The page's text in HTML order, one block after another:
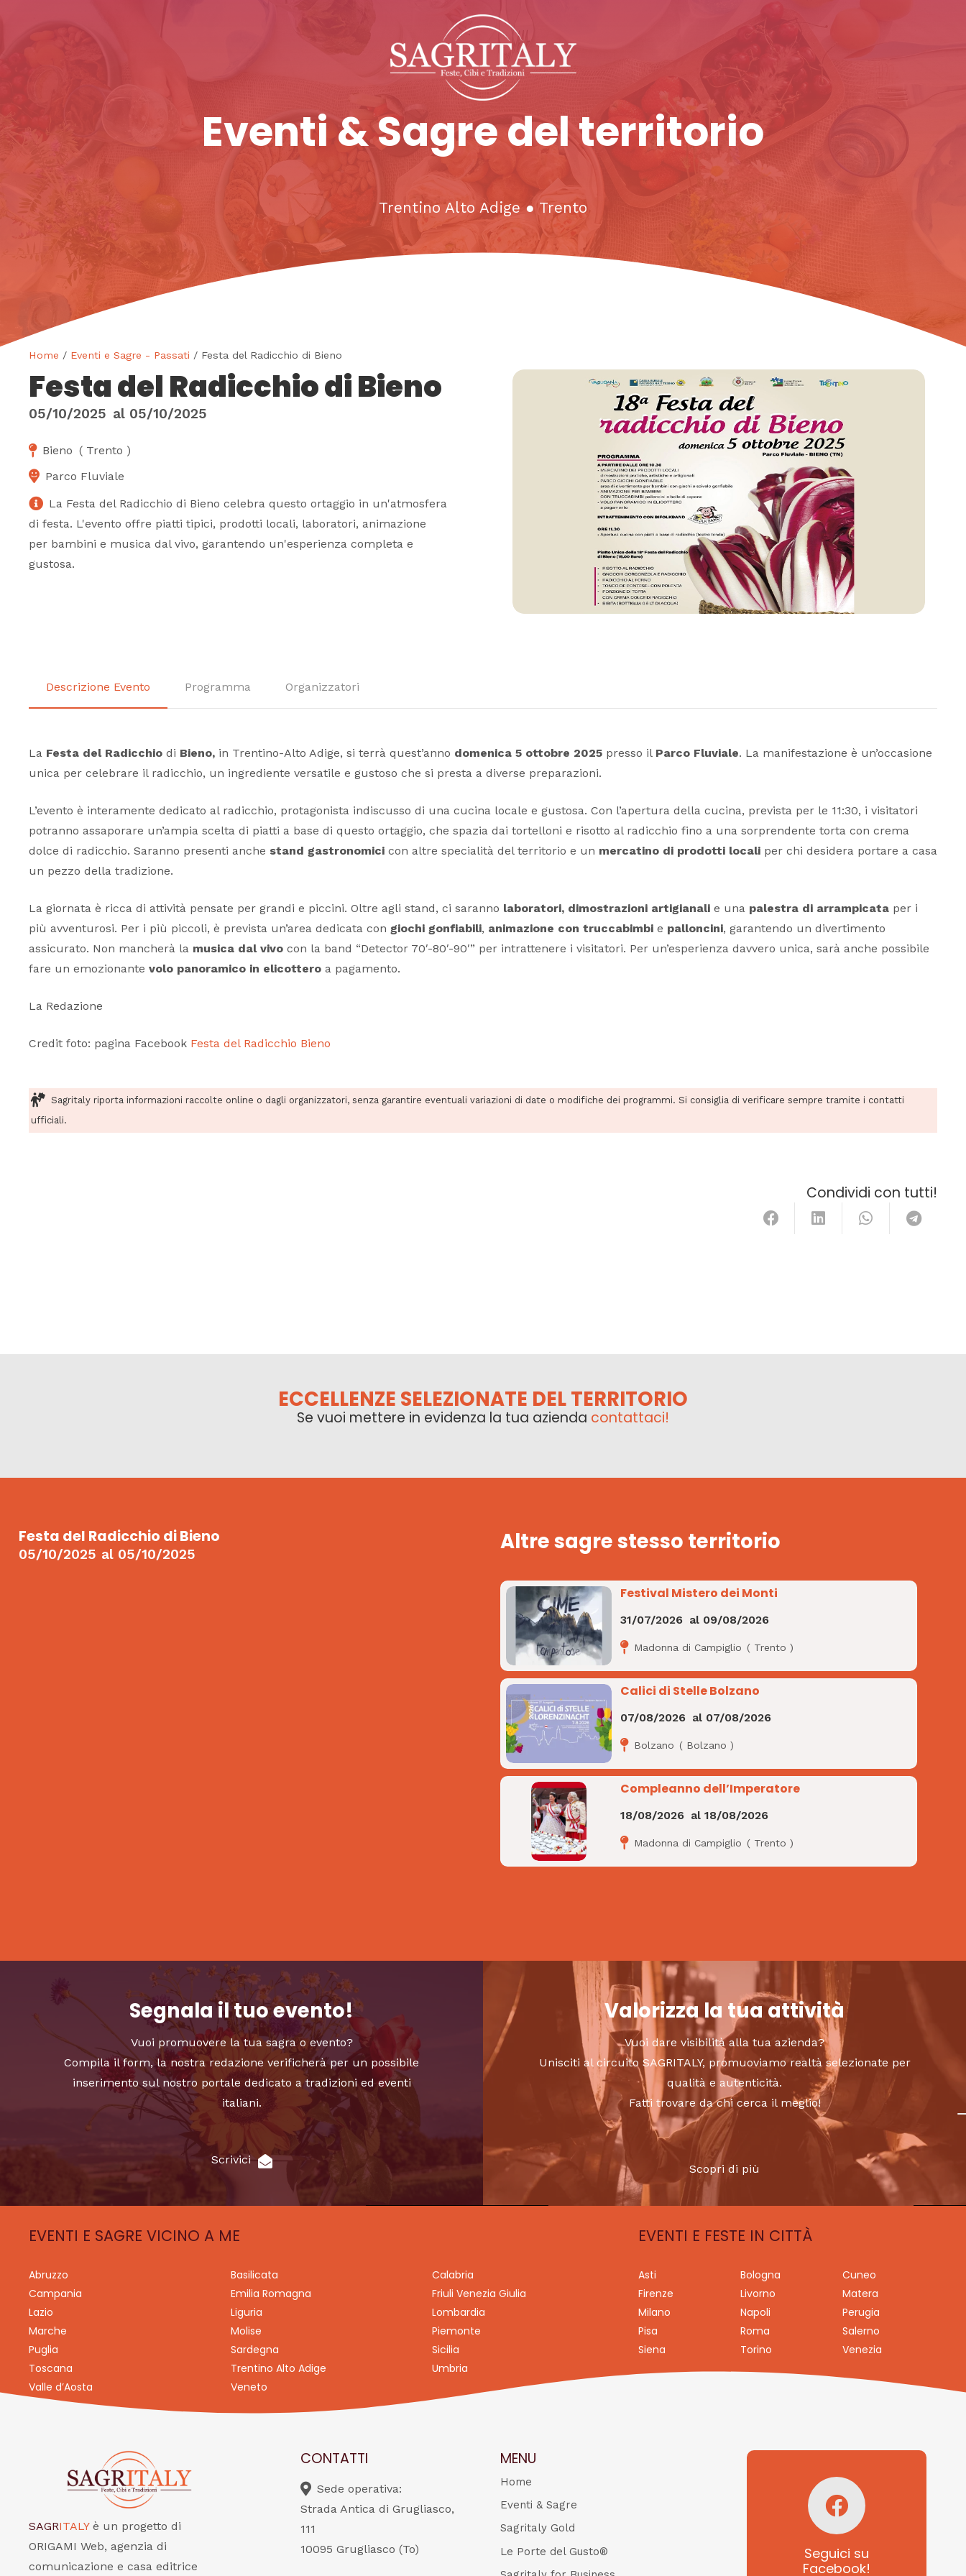
Eventi & Sagre del territorio
Trentino Alto Adige ●Trento
Home / Eventi e Sagre - Passati / Festa del Radicchio di Bieno
Festa del Radicchio di Bieno
05/10/2025 al 05/10/2025
Bieno ( Trento )
Parco Fluviale
La Festa del Radicchio di Bieno celebra questo ortaggio in un'atmosfera
di festa. L'evento offre piatti tipici, prodotti locali, laboratori, animazione
per bambini e musica dal vivo, garantendo un'esperienza completa e
gustosa.
Descrizione Evento Programma Organizzatori
La Festa del Radicchio di Bieno, in Trentino-Alto Adige, si terrà quest’anno domenica 5 ottobre 2025 presso il Parco Fluviale. La manifestazione è un’occasione
unica per celebrare il radicchio, un ingrediente versatile e gustoso che si presta a diverse preparazioni.
L’evento è interamente dedicato al radicchio, protagonista indiscusso di una cucina locale e gustosa. Con l’apertura della cucina, prevista per le 11:30, i visitatori
potranno assaporare un’ampia scelta di piatti a base di questo ortaggio, che spazia dai tortelloni e risotto al radicchio fino a una sorprendente torta con crema
dolce di radicchio. Saranno presenti anche stand gastronomici con altre specialità del territorio e un mercatino di prodotti locali per chi desidera portare a casa
un pezzo della tradizione.
La giornata è ricca di attività pensate per grandi e piccini. Oltre agli stand, ci saranno laboratori, dimostrazioni artigianali e una palestra di arrampicata per i
più avventurosi. Per i più piccoli, è prevista un’area dedicata con giochi gonfiabili, animazione con truccabimbi e palloncini, garantendo un divertimento
assicurato. Non mancherà la musica dal vivo con la band “Detector 70′-80′-90′” per intrattenere i visitatori. Per un’esperienza davvero unica, sarà anche possibile
fare un emozionante volo panoramico in elicottero a pagamento.
La Redazione
Credit foto: pagina Facebook Festa del Radicchio Bieno
Sagritaly riporta informazioni raccolte online o dagli organizzatori, senza garantire eventuali variazioni di date o modifiche dei programmi. Si consiglia di verificare sempre tramite i contatti
ufficiali.
Condividi con tutti!
ECCELLENZE SELEZIONATE DEL TERRITORIO
Se vuoi mettere in evidenza la tua azienda contattaci!
Festa del Radicchio di Bieno
05/10/2025 al 05/10/2025 Altre sagre stesso territorio
Festival Mistero dei Monti
31/07/2026 al 09/08/2026
Madonna di Campiglio ( Trento )
Calici di Stelle Bolzano
07/08/2026 al 07/08/2026
Bolzano ( Bolzano )
Compleanno dell’Imperatore
18/08/2026 al18/08/2026
Madonna di Campiglio ( Trento )
Segnala il tuo evento!
Vuoi promuovere la tua sagra o evento?
Compila il form, la nostra redazione verificherà per un possibile
inserimento sul nostro portale dedicato a tradizioni ed eventi
italiani.
Scrivici
Valorizza la tua attività
Vuoi dare visibilità alla tua azienda?
Unisciti al circuito SAGRITALY, promuoviamo realtà selezionate per
qualità e autenticità.
Fatti trovare da chi cerca il meglio!
Scopri di più
EVENTI E SAGRE VICINO A ME
Abruzzo Basilicata
Calabria
Campania
Emilia Romagna
Friuli Venezia Giulia
Lazio
Liguria
Lombardia
Marche
Molise
Piemonte
Puglia
Sardegna
Sicilia
Toscana
Trentino Alto Adige
Umbria
Valle d’Aosta
Veneto
EVENTI E FESTE IN CITTÀ
Asti Bologna
Cuneo
Firenze
Livorno
Matera
Milano
Napoli
Perugia
Pisa
Roma
Salerno
Siena
Torino Venezia
SAGRITALY è un progetto di
ORIGAMI Web, agenzia di
comunicazione e casa editrice
CONTATTI
Sede operativa:
Strada Antica di Grugliasco,
111
10095 Grugliasco (To)
MENU
Home
Eventi & Sagre
Sagritaly Gold
Le Porte del Gusto®
Seguici su
Facebook!
Seguici su
Facebook!
SAGRITALY
Feste, cibi e tradizioni